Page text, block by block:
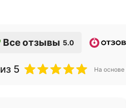
Все отзывы 5.0
из 5 На основе